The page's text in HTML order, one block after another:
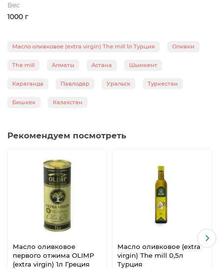
Вес
1000 г
Масло оливковое (extra virgin) The mill 1л Турция Оливки
The mill Алматы Астана Шымкент
Караганда Павлодар Уральск Туркестан
Бишкек Казахстан
Рекомендуем посмотреть
Масло оливковое
первого отжима OLIMP
(extra virgin) 1л Греция
Масло оливковое (extra
virgin) The mill 0,5л
Турция